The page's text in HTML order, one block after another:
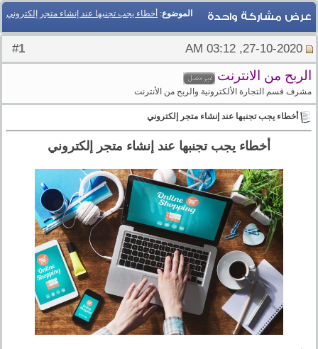
الموضوع: أخطاء يجب تجنبها عند إنشاء متجر إلكتروني عرض مشاركة واحدة
1
الربح من الانترنت
مشرف قسم التجارة الألكترونية والربح من الأنترنت
أخطاء يجب تجنبها عند إنشاء متجر إلكتروني
أخطاء يجب تجنبها عند إنشاء متجر إلكتروني